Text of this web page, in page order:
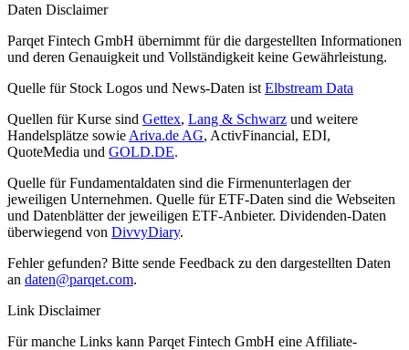
Daten Disclaimer
Parqet Fintech GmbH übernimmt für die dargestellten Informationen
und deren Genauigkeit und Vollständigkeit keine Gewährleistung.
Quelle für Stock Logos und News-Daten ist Elbstream Data
Quellen für Kurse sind Gettex, Lang & Schwarz und weitere
Handelsplätze sowie Ariva.de AG, ActivFinancial, EDI,
QuoteMedia und GOLD.DE.
Quelle für Fundamentaldaten sind die Firmenunterlagen der
jeweiligen Unternehmen. Quelle für ETF-Daten sind die Webseiten
und Datenblätter der jeweiligen ETF-Anbieter. Dividenden-Daten
überwiegend von DivvyDiary.
Fehler gefunden? Bitte sende Feedback zu den dargestellten Daten
an daten@parqet.com.
Link Disclaimer
Für manche Links kann Parqet Fintech GmbH eine Affiliate-